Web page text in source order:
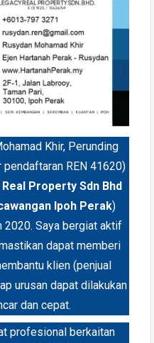
Khir, Perunding
REN 41620)
Property Sdn Bhd
Ipoh Perak)
2020. Saya bergiat aktif
dapat memberi
klien (penjual
urusan dapat dilakukan
dan cepat.
profesional berkaitan